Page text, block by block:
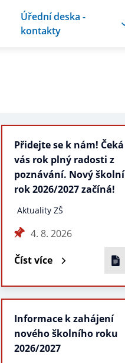
Úřední deska -
kontakty
Přidejte se k nám! Čeká
vás rok plný radosti z
poznávání. Nový školní
rok 2026/2027 začíná!
Aktuality ZŠ
4. 8. 2026
Číst více
Informace k zahájení
nového školního roku
2026/2027